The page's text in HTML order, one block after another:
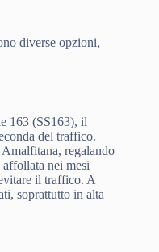
diverse opzioni,
163 (SS163), il
del traffico.
Amalfitana, regalando
affollata nei mesi
il traffico. A
soprattutto in alta